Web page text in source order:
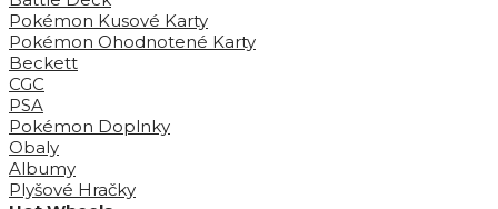
Pokémon Kusové Karty
Pokémon Ohodnotené Karty
Beckett
CGC
PSA
Pokémon Doplnky
Obaly
Albumy
Plyšové Hračky